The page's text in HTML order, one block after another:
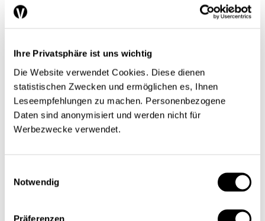
Ihre Privatsphäre ist uns wichtig
Die Website verwendet Cookies. Diese dienen
statistischen Zwecken und ermöglichen es, Ihnen
Leseempfehlungen zu machen. Personenbezogene
Daten sind anonymisiert und werden nicht für
Werbezwecke verwendet.
Notwendig
Präferenzen
L’économie en bref
Infographies
Services
Auteures et auteurs
Éditions imprimées
Qui sommes-nous?
Contact
Abonnement